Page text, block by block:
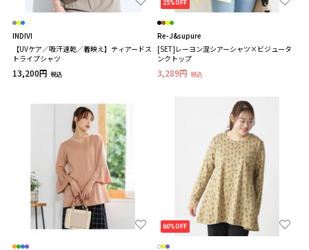
INDIVI
【UVケア／吸汗速乾／着映え】ティアードス
トライプシャツ
13,200円 税込
25%OFF
Re-J&supure
[SET]レーヨン混シアーシャツ×ビジュータ
ンクトップ
3,289円 税込
60%OFF